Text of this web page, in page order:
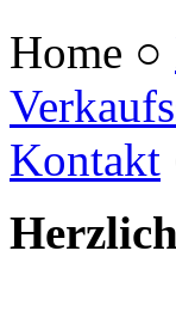
Home ○
Kontakt